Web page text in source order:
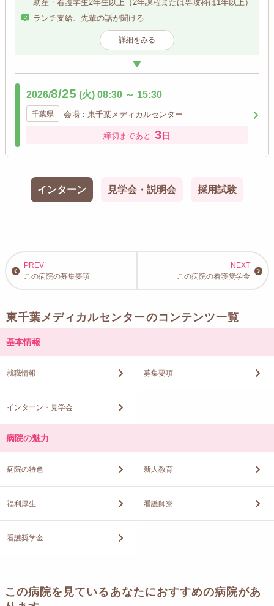
助産・看護学生2年生以上（2年課程または専攻科は1年以上）
ランチ支給、先輩の話が聞ける
詳細をみる
2026/8/25 (火) 08:30 ～ 15:30
千葉県 会場：東千葉メディカルセンター
締切まであと 3日
インターン 見学会・説明会 採用試験
この病院の募集要項 この病院の看護奨学金
東千葉メディカルセンターのコンテンツ一覧
基本情報
就職情報 募集要項
インターン・見学会
病院の魅力
病院の特色 新人教育
福利厚生 看護師寮
看護奨学金
この病院を見ているあなたにおすすめの病院があ